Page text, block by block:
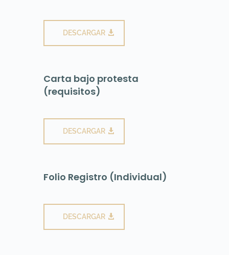
DESCARGAR
Carta bajo protesta
(requisitos)
DESCARGAR
Folio Registro (Individual)
DESCARGAR